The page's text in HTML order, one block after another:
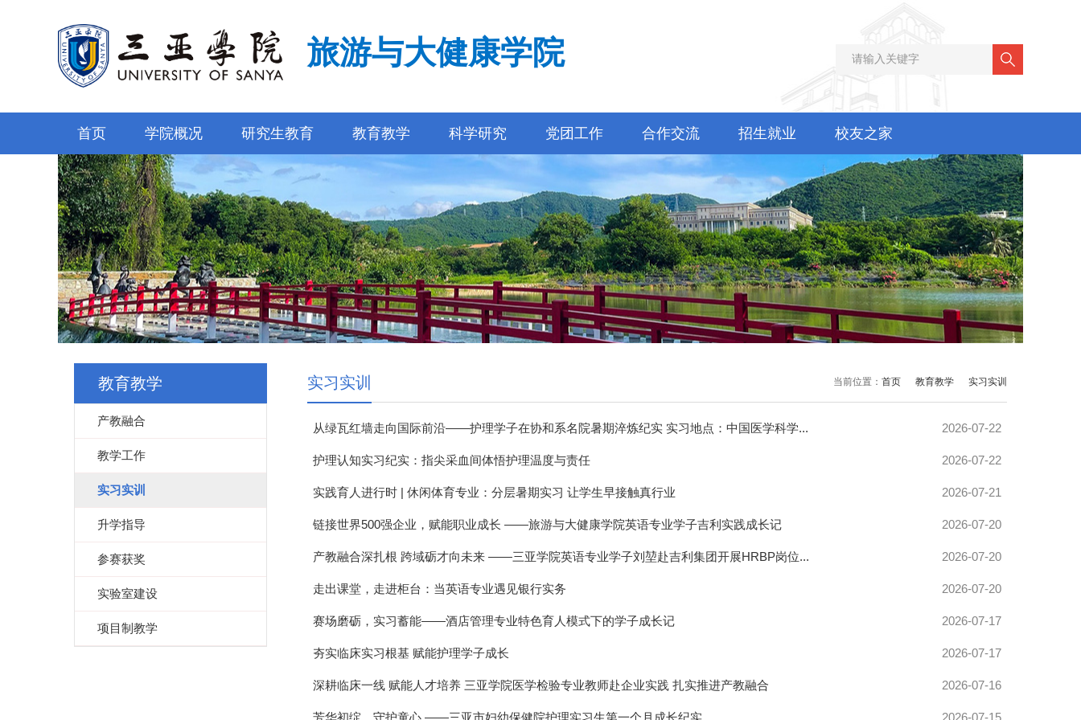
旅游与大健康学院
首页 学院概况 研究生教育 教育教学 科学研究 党团工作 合作交流 招生就业 校友之家
教育教学
产教融合
教学工作
实习实训
升学指导
参赛获奖
实验室建设
项目制教学
当前位置： 首页 教育教学 实习实训
实习实训
从绿瓦红墙走向国际前沿——护理学子在协和系名院暑期淬炼纪实 实习地点：中国医学科学... 2026-07-22
护理认知实习纪实：指尖采血间体悟护理温度与责任 2026-07-22
实践育人进行时 | 休闲体育专业：分层暑期实习 让学生早接触真行业 2026-07-21
链接世界500强企业，赋能职业成长 ——旅游与大健康学院英语专业学子吉利实践成长记 2026-07-20
产教融合深扎根 跨域砺才向未来 ——三亚学院英语专业学子刘堃赴吉利集团开展HRBP岗位... 2026-07-20
走出课堂，走进柜台：当英语专业遇见银行实务 2026-07-20
​赛场磨砺，实习蓄能——酒店管理专业特色育人模式下的学子成长记 2026-07-17
夯实临床实习根基 赋能护理学子成长 2026-07-17
深耕临床一线 赋能人才培养 三亚学院医学检验专业教师赴企业实践 扎实推进产教融合 2026-07-16
芳华初绽，守护童心 ——三亚市妇幼保健院护理实习生第一个月成长纪实 2026-07-15